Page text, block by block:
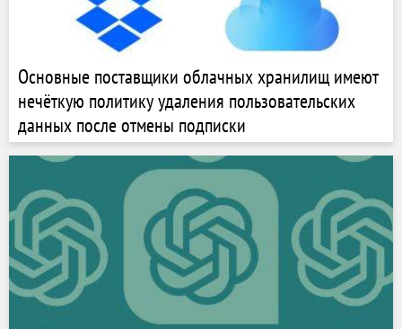
Основные поставщики облачных хранилищ имеют
нечёткую политику удаления пользовательских
данных после отмены подписки